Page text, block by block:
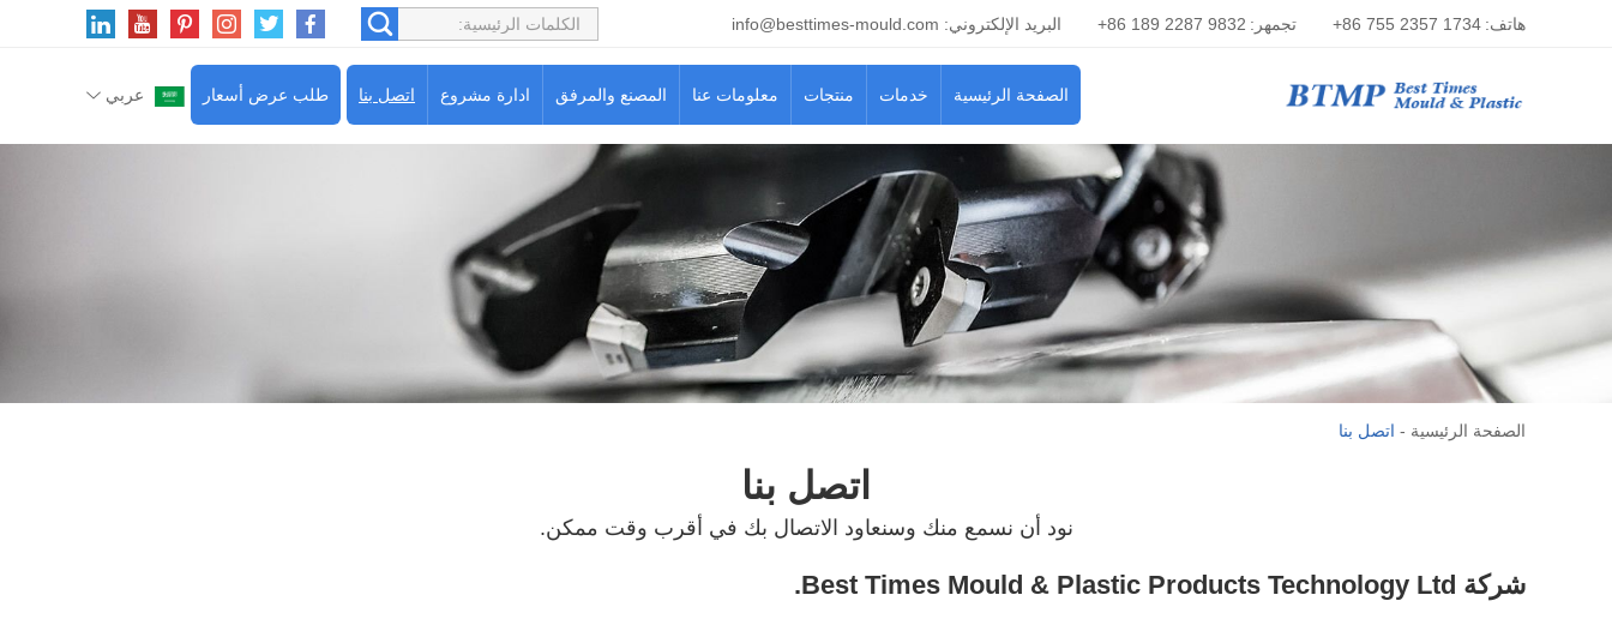
هاتف: +86 755 2357 1734 تجمهر: +86 189 2287 9832 البريد الإلكتروني: info@besttimes-mould.com
عربي طلب عرض أسعار الصفحة الرئيسية خدمات منتجات معلومات عنا المصنع والمرفق ادارة مشروع اتصل بنا
الصفحة الرئيسية - اتصل بنا
اتصل بنا
نود أن نسمع منك وسنعاود الاتصال بك في أقرب وقت ممكن.
شركة Best Times Mould & Plastic Products Technology Ltd.